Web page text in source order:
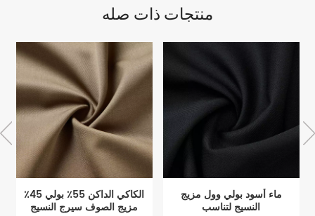
منتجات ذات صله
الكاكي الداكن 55٪ بولي 45٪
مزيج الصوف سيرج النسيج
ماء أسود بولي وول مزيج
النسيج لتناسب